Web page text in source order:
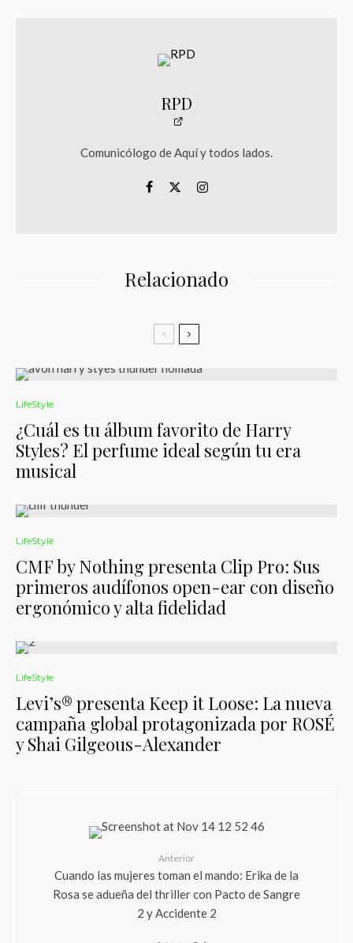
RPD
Comunicólogo de Aquí y todos lados.
Relacionado
LifeStyle
¿Cuál es tu álbum favorito de Harry
Styles? El perfume ideal según tu era
musical
LifeStyle
CMF by Nothing presenta Clip Pro: Sus
primeros audífonos open-ear con diseño
ergonómico y alta fidelidad
LifeStyle
Levi’s® presenta Keep it Loose: La nueva
campaña global protagonizada por ROSÉ
y Shai Gilgeous-Alexander
Anterior
Cuando las mujeres toman el mando: Erika de la
Rosa se adueña del thriller con Pacto de Sangre
2 y Accidente 2